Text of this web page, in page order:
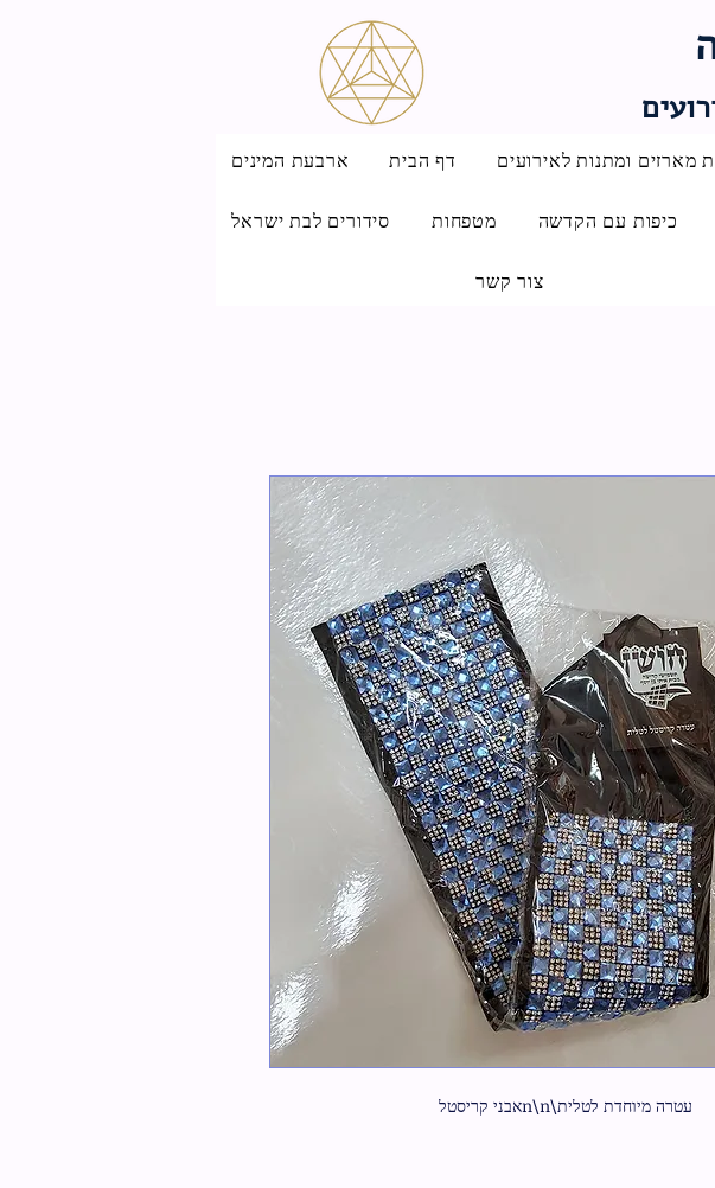
ארבעת המינים דף הבית מארזים ומתנות לאירועים
סידורים לבת ישראל מטפחות כיפות עם הקדשה
צור קשר
עטרה מיוחדת לטלית\n\nאבני קריסטל